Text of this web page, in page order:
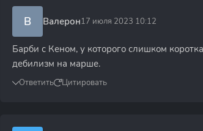
В Валерон17 июля 2023 10:12
Барби с Кеном, у которого слишком
дебилизм на марше.
Ответить Цитировать